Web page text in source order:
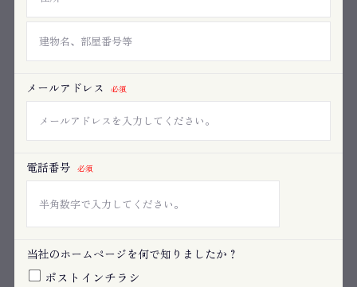
メールアドレス 必須
電話番号 必須
当社のホームページを何で知りましたか？
ポストインチラシ